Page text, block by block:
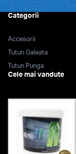
Categorii
Accesorii
Tutun Galeata
Tutun Punga
Cele mai vandute